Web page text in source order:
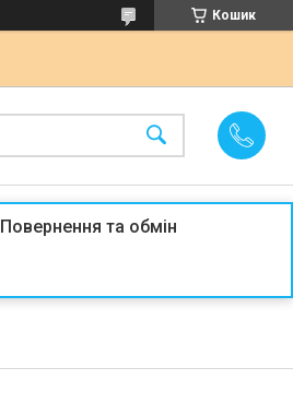
Кошик
Повернення та обмін